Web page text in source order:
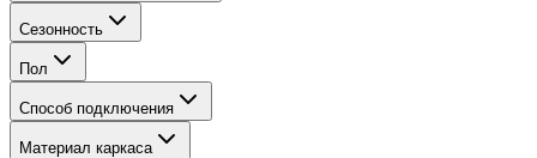
Сезонность
Пол
Способ подключения
Материал каркаса